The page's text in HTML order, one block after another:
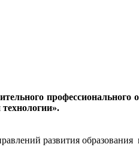
развития